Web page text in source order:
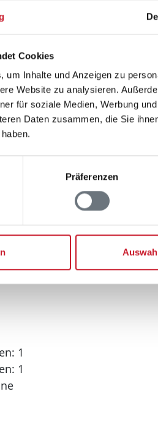
Cookies
um Inhalte und Anzeigen zu
Website zu analysieren.
für soziale Medien, Werbung
Daten zusammen, die Sie
Präferenzen
849 m²
Hunde erlaubt
m²
1
: 1
1
1